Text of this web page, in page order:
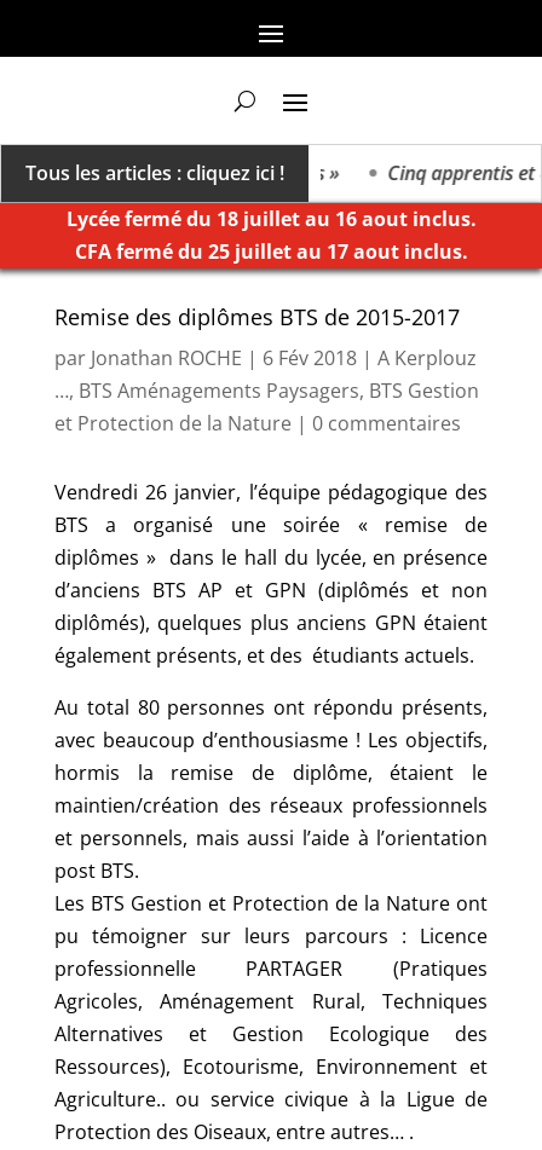
Tous les articles : cliquez ici !
va vers un millésime des extrêmes »
Cinq apprentis et
Lycée fermé du 18 juillet au 16 aout inclus.
CFA fermé du 25 juillet au 17 aout inclus.
Remise des diplômes BTS de 2015-2017
par Jonathan ROCHE | 6 Fév 2018| A Kerplouz
…, BTS Aménagements Paysagers, BTS Gestion
et Protection de la Nature| 0 commentaires
Vendredi 26 janvier, l’équipe pédagogique des
BTS a organisé une soirée « remise de
diplômes » dans le hall du lycée, en présence
d’anciens BTS AP et GPN (diplômés et non
diplômés), quelques plus anciens GPN étaient
également présents, et des étudiants actuels.
Au total 80 personnes ont répondu présents,
avec beaucoup d’enthousiasme ! Les objectifs,
hormis la remise de diplôme, étaient le
maintien/création des réseaux professionnels
et personnels, mais aussi l’aide à l’orientation
post BTS.
Les BTS Gestion et Protection de la Nature ont
pu témoigner sur leurs parcours : Licence
professionnelle PARTAGER (Pratiques
Agricoles, Aménagement Rural, Techniques
Alternatives et Gestion Ecologique des
Ressources), Ecotourisme, Environnement et
Agriculture.. ou service civique à la Ligue de
Protection des Oiseaux, entre autres… .